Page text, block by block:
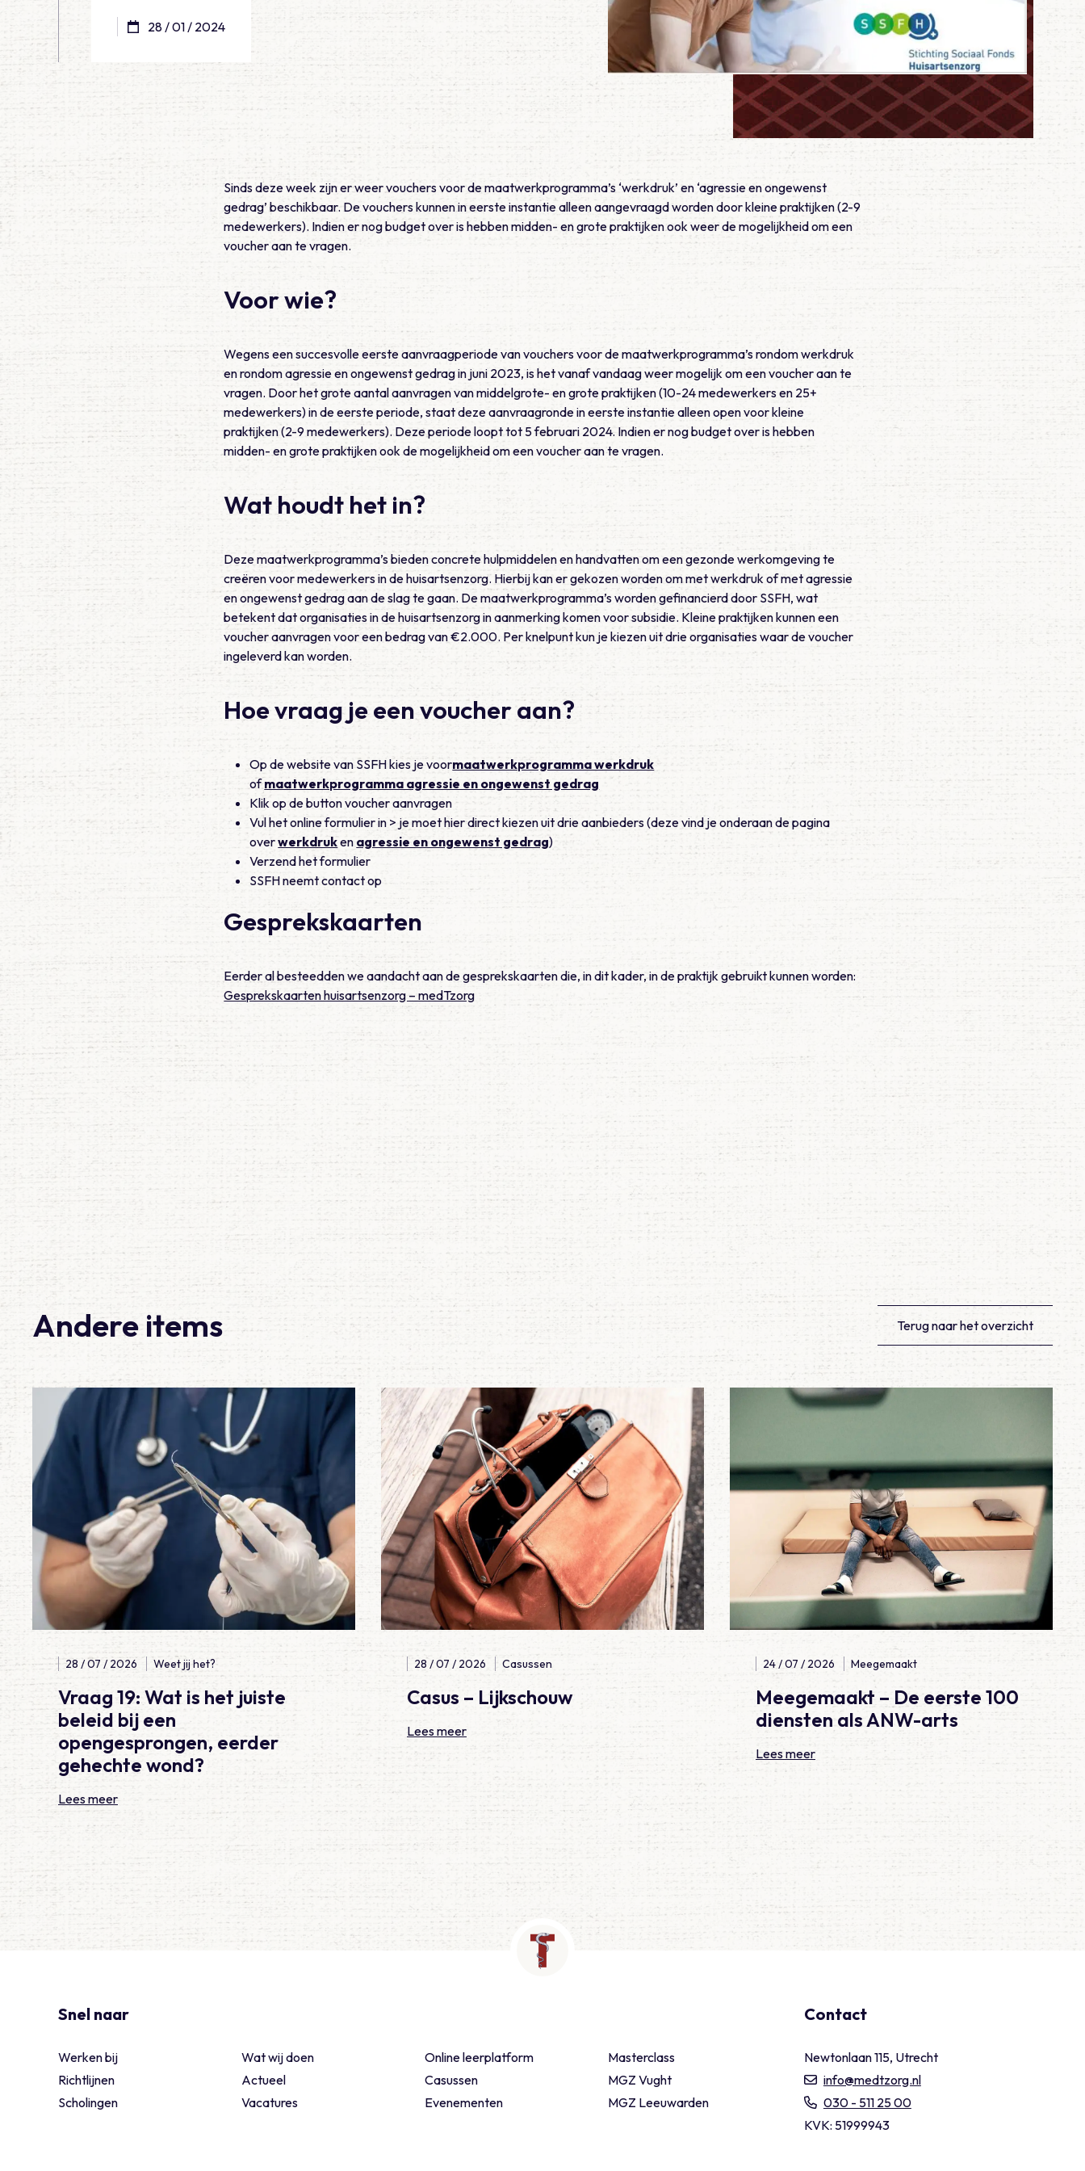
28 / 01 / 2024
Sinds deze week zijn er weer vouchers voor de maatwerkprogramma’s ‘werkdruk’ en ‘agressie en ongewenst
gedrag’ beschikbaar. De vouchers kunnen in eerste instantie alleen aangevraagd worden door kleine praktijken (2-9
medewerkers). Indien er nog budget over is hebben midden- en grote praktijken ook weer de mogelijkheid om een
voucher aan te vragen.
Voor wie?
Wegens een succesvolle eerste aanvraagperiode van vouchers voor de maatwerkprogramma’s rondom werkdruk
en rondom agressie en ongewenst gedrag in juni 2023, is het vanaf vandaag weer mogelijk om een voucher aan te
vragen. Door het grote aantal aanvragen van middelgrote- en grote praktijken (10-24 medewerkers en 25+
medewerkers) in de eerste periode, staat deze aanvraagronde in eerste instantie alleen open voor kleine
praktijken (2-9 medewerkers). Deze periode loopt tot 5 februari 2024. Indien er nog budget over is hebben
midden- en grote praktijken ook de mogelijkheid om een voucher aan te vragen.
Wat houdt het in?
Deze maatwerkprogramma’s bieden concrete hulpmiddelen en handvatten om een gezonde werkomgeving te
creëren voor medewerkers in de huisartsenzorg. Hierbij kan er gekozen worden om met werkdruk of met agressie
en ongewenst gedrag aan de slag te gaan. De maatwerkprogramma’s worden gefinancierd door SSFH, wat
betekent dat organisaties in de huisartsenzorg in aanmerking komen voor subsidie. Kleine praktijken kunnen een
voucher aanvragen voor een bedrag van €2.000. Per knelpunt kun je kiezen uit drie organisaties waar de voucher
ingeleverd kan worden.
Hoe vraag je een voucher aan?
Op de website van SSFH kies je voormaatwerkprogramma werkdruk
ofmaatwerkprogramma agressie en ongewenst gedrag
Klik op de button voucher aanvragen
Vul het online formulier in > je moet hier direct kiezen uit drie aanbieders (deze vind je onderaan de pagina
overwerkdruken agressie en ongewenst gedrag)
Verzend het formulier
SSFH neemt contact op
Gesprekskaarten
Eerder al besteedden we aandacht aan de gesprekskaarten die, in dit kader, in de praktijk gebruikt kunnen worden:
Gesprekskaarten huisartsenzorg – medTzorg
Andere items Terug naar het overzicht
Vraag 19: Wat is het juiste
beleid bij een
opengesprongen, eerder
gehechte wond?
28 / 07 / 2026 Weet jij het?
Lees meer
Lees meer over Vraag 19: Wat is het juiste beleid bij een opengesprongen, eerder gehechte wond?
Casus – Lijkschouw
28 / 07 / 2026 Casussen
Lees meer
Lees meer over Casus – Lijkschouw
Meegemaakt – De eerste 100
diensten als ANW-arts
24 / 07 / 2026 Meegemaakt
Lees meer
Lees meer over Meegemaakt – De eerste 100 diensten als
Snel naar
Werken bij
Richtlijnen
Scholingen
Wat wij doen
Actueel
Vacatures
Online leerplatform
Casussen
Evenementen
Masterclass
MGZ Vught
MGZ Leeuwarden
Contact
Newtonlaan 115, Utrecht
info@medtzorg.nl
030 - 511 25 00
KVK: 51999943